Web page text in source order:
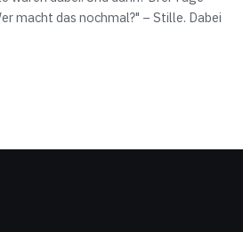
macht das nochmal?" – Stille. Dabei